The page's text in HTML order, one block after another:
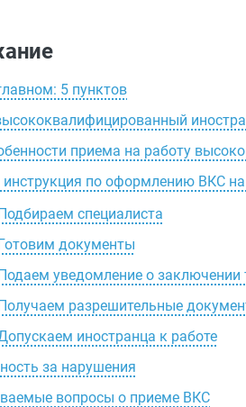
5 пунктов
приема на работу
по оформлению ВКС на
специалиста
документы
уведомление о
разрешительные
иностранца к работе
за нарушения
вопросы о приеме ВКС